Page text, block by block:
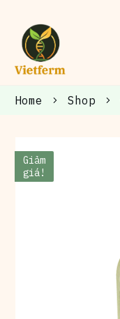
Home Shop
Giảm
giá!